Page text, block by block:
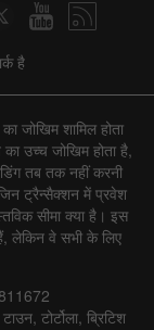
है
जोखिम शामिल होता
का उच्च जोखिम होता है,
तब तक नहीं करनी
ट्रैन्सैक्शन में प्रवेश
सीमा क्या है। इस
लेकिन वे सभी के लिए
टोर्टोला, ब्रिटिश